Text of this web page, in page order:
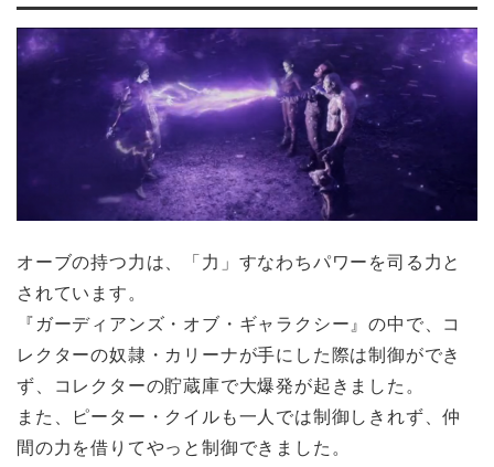
オーブの持つ力は、「力」すなわちパワーを司る力と
されています。
『ガーディアンズ・オブ・ギャラクシー』の中で、コ
レクターの奴隷・カリーナが手にした際は制御ができ
ず、コレクターの貯蔵庫で大爆発が起きました。
また、ピーター・クイルも一人では制御しきれず、仲
間の力を借りてやっと制御できました。